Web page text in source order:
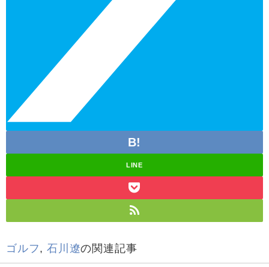
LINE
ゴルフ,石川遼の関連記事